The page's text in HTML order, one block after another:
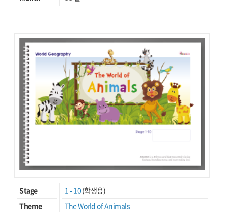
Stage 1 - 10 (학생용)
Theme
The World of Animals